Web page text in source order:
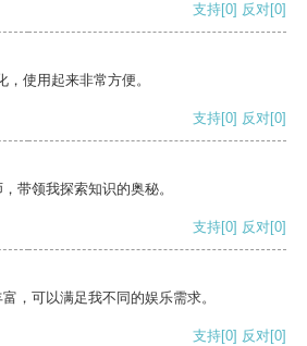
支持[0] 反对[0]
使用起来非常方便。
支持[0] 反对[0]
带领我探索知识的奥秘。
支持[0] 反对[0]
，可以满足我不同的娱乐需求。
支持[0] 反对[0]